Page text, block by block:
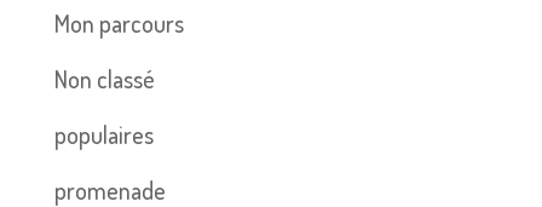
Mon parcours
Non classé
populaires
promenade